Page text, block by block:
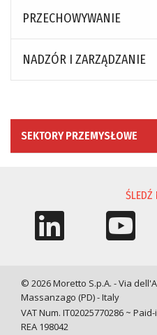
PRZECHOWYWANIE
NADZÓR I ZARZĄDZANIE
SEKTORY PRZEMYSŁOWE
ŚLEDŹ
© 2026 Moretto S.p.A. - Via
Massanzago (PD) - Italy
VAT Num. IT02025770286 ~
REA 198042